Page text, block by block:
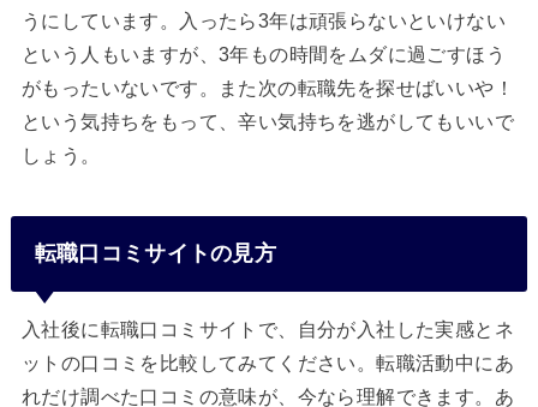
うにしています。入ったら3年は頑張らないといけない
という人もいますが、3年もの時間をムダに過ごすほう
がもったいないです。また次の転職先を探せばいいや！
という気持ちをもって、辛い気持ちを逃がしてもいいで
しょう。
転職口コミサイトの見方
入社後に転職口コミサイトで、自分が入社した実感とネ
ットの口コミを比較してみてください。転職活動中にあ
れだけ調べた口コミの意味が、今なら理解できます。あ